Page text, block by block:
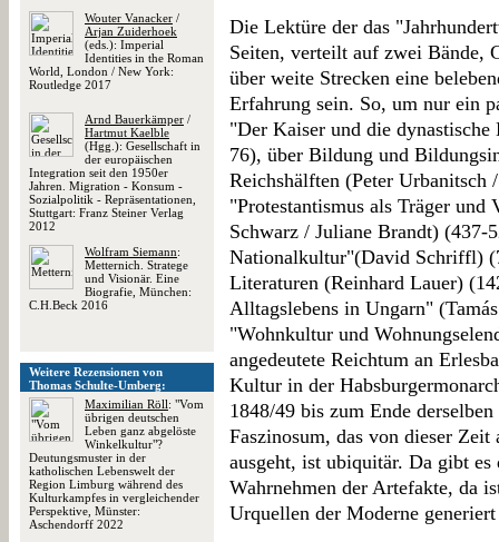
Wouter Vanacker /
Arjan Zuiderhoek
(eds.): Imperial
Identities in the Roman
World, London / New York:
Routledge 2017
Arnd Bauerkämper /
Hartmut Kaelble
(Hgg.): Gesellschaft in
der europäischen
Integration seit den 1950er
Jahren. Migration - Konsum -
Sozialpolitik - Repräsentationen,
Stuttgart: Franz Steiner Verlag
2012
Wolfram Siemann:
Metternich. Stratege
und Visionär. Eine
Biografie, München:
C.H.Beck 2016
Weitere Rezensionen von
Thomas Schulte-Umberg:
Maximilian Röll: "Vom
übrigen deutschen
Leben ganz abgelöste
Winkelkultur"?
Deutungsmuster in der
katholischen Lebenswelt der
Region Limburg während des
Kulturkampfes in vergleichender
Perspektive, Münster:
Aschendorff 2022
Die Lektüre der das
Seiten, verteilt auf zwei Bände,
über weite Strecken eine
Erfahrung sein. So, um nur ein
"Der Kaiser und die
76), über Bildung und
Reichshälften (Peter Urbanitsch
"Protestantismus als Träger
Schwarz / Juliane Brandt)
Nationalkultur"(David Schriffl)
Literaturen (Reinhard Lauer)
Alltagslebens in Ungarn"
"Wohnkultur und
angedeutete Reichtum an
Kultur in der
1848/49 bis zum Ende
Faszinosum, das von dieser
ausgeht, ist ubiquitär. Da gibt
Wahrnehmen der Artefakte, da
Urquellen der Moderne